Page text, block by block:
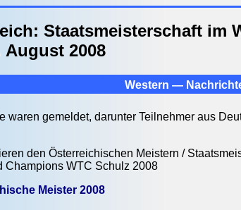
Staatsmeisterschaft im
August 2008
Western —
waren gemeldet, darunter Teilnehmer aus
den Österreichischen Meistern /
Champions WTC Schulz 2008
Meister 2008